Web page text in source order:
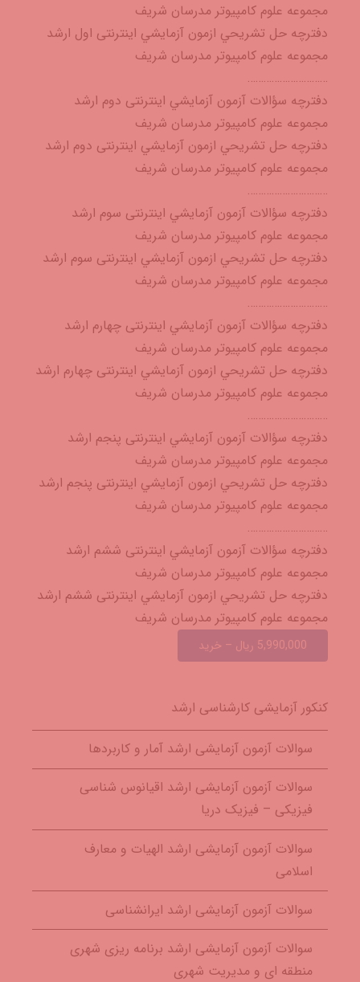
مجموعه علوم کامپیوتر مدرسان شریف
دفترچه حل تشريحي ازمون آزمايشي اینترنتی اول ارشد
مجموعه علوم کامپیوتر مدرسان شریف
…………………………
دفترچه سؤالات آزمون آزمايشي اینترنتی دوم ارشد
مجموعه علوم کامپیوتر مدرسان شریف
دفترچه حل تشريحي ازمون آزمايشي اینترنتی دوم ارشد
مجموعه علوم کامپیوتر مدرسان شریف
…………………………
دفترچه سؤالات آزمون آزمايشي اینترنتی سوم ارشد
مجموعه علوم کامپیوتر مدرسان شریف
دفترچه حل تشريحي ازمون آزمايشي اینترنتی سوم ارشد
مجموعه علوم کامپیوتر مدرسان شریف
…………………………
دفترچه سؤالات آزمون آزمايشي اینترنتی چهارم ارشد
مجموعه علوم کامپیوتر مدرسان شریف
دفترچه حل تشريحي ازمون آزمايشي اینترنتی چهارم ارشد
مجموعه علوم کامپیوتر مدرسان شریف
…………………………
دفترچه سؤالات آزمون آزمايشي اینترنتی پنجم ارشد
مجموعه علوم کامپیوتر مدرسان شریف
دفترچه حل تشريحي ازمون آزمايشي اینترنتی پنجم ارشد
مجموعه علوم کامپیوتر مدرسان شریف
…………………………
دفترچه سؤالات آزمون آزمايشي اینترنتی ششم ارشد
مجموعه علوم کامپیوتر مدرسان شریف
دفترچه حل تشريحي ازمون آزمايشي اینترنتی ششم ارشد
مجموعه علوم کامپیوتر مدرسان شریف
5,990,000 ریال – خرید
کنکور آزمایشی کارشناسی ارشد
سوالات آزمون آزمایشی ارشد آمار و کاربردها
سوالات آزمون آزمایشی ارشد اقیانوس شناسی
فیزیکی – فیزیک دریا
سوالات آزمون آزمایشی ارشد الهیات و معارف
اسلامی
سوالات آزمون آزمایشی ارشد ایرانشناسی
سوالات آزمون آزمایشی ارشد برنامه ریزی شهری
منطقه ای و مدیریت شهری